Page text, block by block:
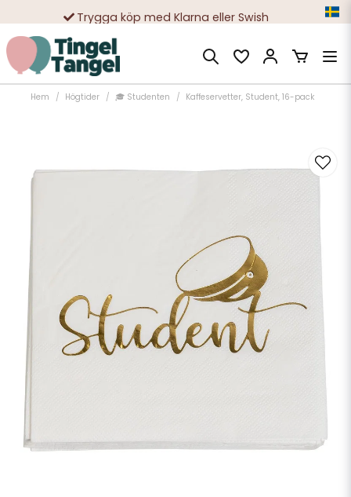
Trygga köp med Klarna eller Swish
10 000-tals nöjda kunder
Hem Högtider 🎓 Studenten Kaffeservetter, Student, 16-pack